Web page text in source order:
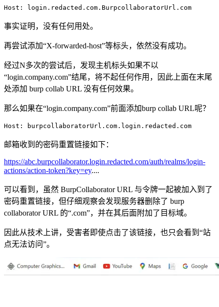
Host: login.redacted.com.BurpcollaboratorUrl.com
事实证明，没有任何用处。
再尝试添加“X-forwarded-host”等标头，依然没有成功。
经过N多次的尝试后，发现主机标头如果不以
“login.company.com”结尾，将不起任何作用，因此上面在末尾
处添加 burp collab URL 没有任何效果。
那么如果在“login.company.com”前面添加burp collab URL呢？
Host: burpcollaboratorUrl.com.login.redacted.com
邮箱收到的密码重置链接如下：
https://abc.burpcollaborator.login.redacted.com/auth/realms/login-
actions/action-token?key=ey....
可以看到，虽然 BurpCollaborator URL 与令牌一起被加入到了
密码重置链接，但仔细观察会发现服务器删除了 burp
collaborator URL 的“.com”，并在其后面附加了目标域。
因此从技术上讲，受害者即使点击了该链接，也只会看到“站
点无法访问”。